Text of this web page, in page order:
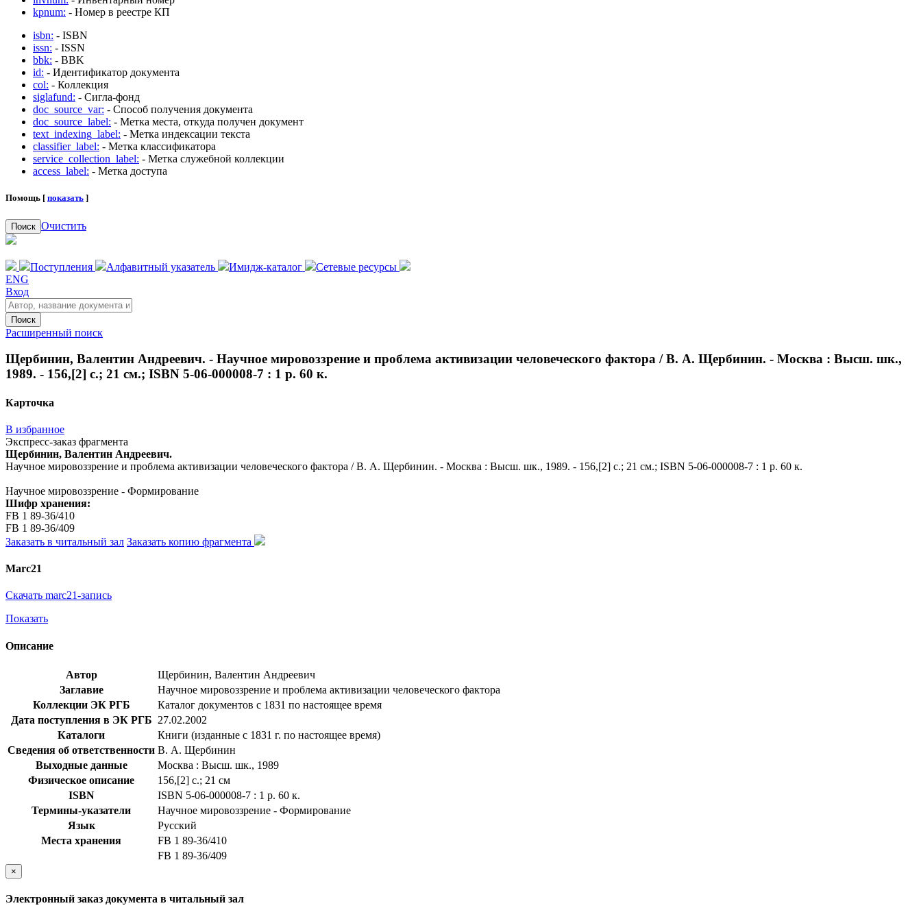
kpnum: - Номер в реестре КП
isbn: - ISBN
issn: - ISSN
bbk: - BBK
id: - Идентификатор документа
col: - Коллекция
siglafund: - Сигла-фонд
doc_source_var: - Способ получения документа
doc_source_label: - Метка места, откуда получен документ
text_indexing_label: - Метка индексации текста
classifier_label: - Метка классификатора
service_collection_label: - Метка служебной коллекции
access_label: - Метка доступа
Помощь [ показать ]
Поиск Очистить
Поступления Алфавитный указатель Имидж-каталог
Сетевые ресурсы
ENG
Вход
Поиск
Расширенный поиск
Щербинин, Валентин Андреевич. - Научное мировоззрение и проблема активизации человеческого фактора / В. А. Щербинин. - Москва : Высш. шк.,
1989. - 156,[2] с.; 21 см.; ISBN 5-06-000008-7 : 1 р. 60 к.
Карточка
В избранное
Экспресс-заказ фрагмента
Щербинин, Валентин Андреевич.
Научное мировоззрение и проблема активизации человеческого фактора / В. А. Щербинин. - Москва : Высш. шк., 1989. - 156,[2] с.; 21 см.; ISBN 5-06-000008-7 : 1 р. 60 к.
Научное мировоззрение - Формирование
Шифр хранения:
FB 1 89-36/410
FB 1 89-36/409
Заказать в читальный зал Заказать копию фрагмента
Marc21
Скачать marc21-запись
Показать
Описание
Автор
Щербинин, Валентин Андреевич
Заглавие
Научное мировоззрение и проблема активизации человеческого фактора
Коллекции ЭК РГБ
Каталог документов с 1831 по настоящее время
Дата поступления в ЭК РГБ 27.02.2002
Каталоги
Книги (изданные с 1831 г. по настоящее время)
Сведения об ответственности В. А. Щербинин
Выходные данные
Москва : Высш. шк., 1989
Физическое описание
156,[2] с.; 21 см
ISBN
ISBN 5-06-000008-7 : 1 р. 60 к.
Термины-указатели
Научное мировоззрение - Формирование
Язык
Русский
Места хранения
FB 1 89-36/410
FB 1 89-36/409
×
Электронный заказ документа в читальный зал